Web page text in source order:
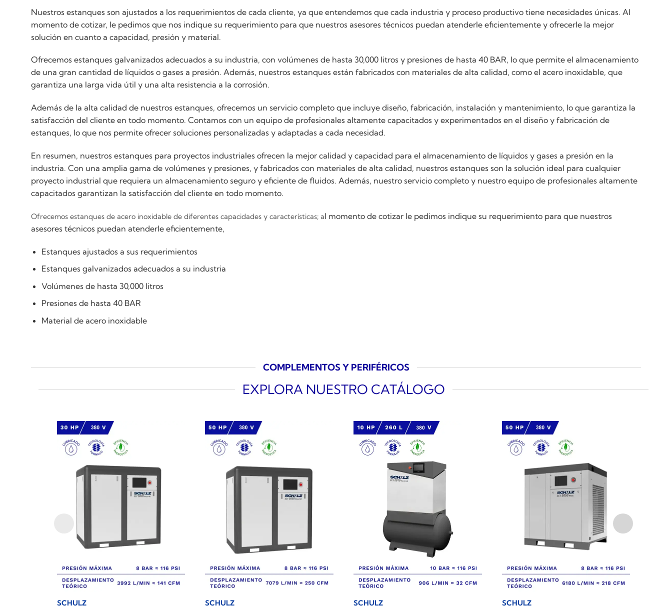
Nuestros estanques son ajustados a los requerimientos de cada cliente, ya que entendemos que cada industria y proceso productivo tiene necesidades únicas. Al
momento de cotizar, le pedimos que nos indique su requerimiento para que nuestros asesores técnicos puedan atenderle eficientemente y ofrecerle la mejor
solución en cuanto a capacidad, presión y material.
Ofrecemos estanques galvanizados adecuados a su industria, con volúmenes de hasta 30,000 litros y presiones de hasta 40 BAR, lo que permite el almacenamiento
de una gran cantidad de líquidos o gases a presión. Además, nuestros estanques están fabricados con materiales de alta calidad, como el acero inoxidable, que
garantiza una larga vida útil y una alta resistencia a la corrosión.
Además de la alta calidad de nuestros estanques, ofrecemos un servicio completo que incluye diseño, fabricación, instalación y mantenimiento, lo que garantiza la
satisfacción del cliente en todo momento. Contamos con un equipo de profesionales altamente capacitados y experimentados en el diseño y fabricación de
estanques, lo que nos permite ofrecer soluciones personalizadas y adaptadas a cada necesidad.
En resumen, nuestros estanques para proyectos industriales ofrecen la mejor calidad y capacidad para el almacenamiento de líquidos y gases a presión en la
industria. Con una amplia gama de volúmenes y presiones, y fabricados con materiales de alta calidad, nuestros estanques son la solución ideal para cualquier
proyecto industrial que requiera un almacenamiento seguro y eficiente de fluidos. Además, nuestro servicio completo y nuestro equipo de profesionales altamente
capacitados garantizan la satisfacción del cliente en todo momento.
Ofrecemos estanques de acero inoxidable de diferentes capacidades y características; al momento de cotizar le pedimos indique su requerimiento para que nuestros
asesores técnicos puedan atenderle eficientemente,
Estanques ajustados a sus requerimientos
Estanques galvanizados adecuados a su industria
Volúmenes de hasta 30,000 litros
Presiones de hasta 40 BAR
Material de acero inoxidable
COMPLEMENTOS Y PERIFÉRICOS
EXPLORA NUESTRO CATÁLOGO
SCHULZ SCHULZ SCHULZ SCHULZ